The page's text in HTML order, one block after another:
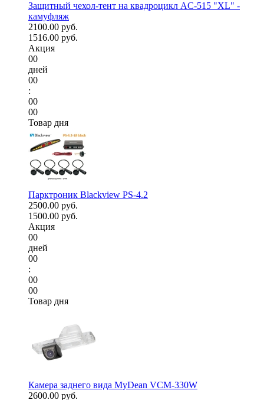
Защитный чехол-тент на квадроцикл AC-515 "XL" -
камуфляж
2100.00 руб.
1516.00 руб.
Акция
00
дней
00
:
00
00
Товар дня
Парктроник Blackview PS-4.2
2500.00 руб.
1500.00 руб.
Акция
00
дней
00
:
00
00
Товар дня
Камера заднего вида MyDean VCM-330W
2600.00 руб.